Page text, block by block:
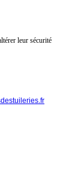
leur sécurité